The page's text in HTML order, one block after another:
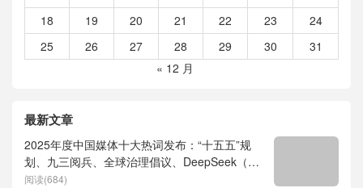
18
19 20 21 22 23
24
25
26 27 28 29 30
31
« 12 月
最新文章
2025年度中国媒体十大热词发布：“十五五”规
划、九三阅兵、全球治理倡议、DeepSeek（深
度求索）、人形机器人、苏超、票根经济、育
阅读(684)